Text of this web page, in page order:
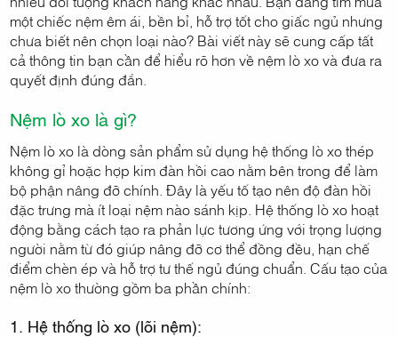
một chiếc nệm êm ái, bền bỉ, hỗ trợ tốt cho giấc ngủ nhưng
chưa biết nên chọn loại nào? Bài viết này sẽ cung cấp tất
cả thông tin bạn cần để hiểu rõ hơn về nệm lò xo và đưa ra
quyết định đúng đắn.
Nệm lò xo là gì?
Nệm lò xo là dòng sản phẩm sử dụng hệ thống lò xo thép
không gỉ hoặc hợp kim đàn hồi cao nằm bên trong để làm
bộ phận nâng đỡ chính. Đây là yếu tố tạo nên độ đàn hồi
đặc trưng mà ít loại nệm nào sánh kịp. Hệ thống lò xo hoạt
động bằng cách tạo ra phản lực tương ứng với trọng lượng
người nằm từ đó giúp nâng đỡ cơ thể đồng đều, hạn chế
điểm chèn ép và hỗ trợ tư thế ngủ đúng chuẩn. Cấu tạo của
nệm lò xo thường gồm ba phần chính:
1. Hệ thống lò xo (lõi nệm):